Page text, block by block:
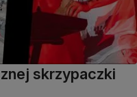
skrzypaczki